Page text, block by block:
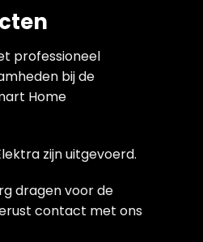
professioneel
bij de
Home
zijn uitgevoerd.
dragen voor de
contact met ons